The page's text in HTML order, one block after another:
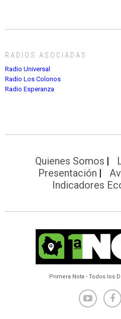
RADIOS ASOCIADAS
Radio Universal
Radio Los Colonos
Radio Esperanza
Quienes Somos
Presentación
Indicadores
Primera Nota - Todos los